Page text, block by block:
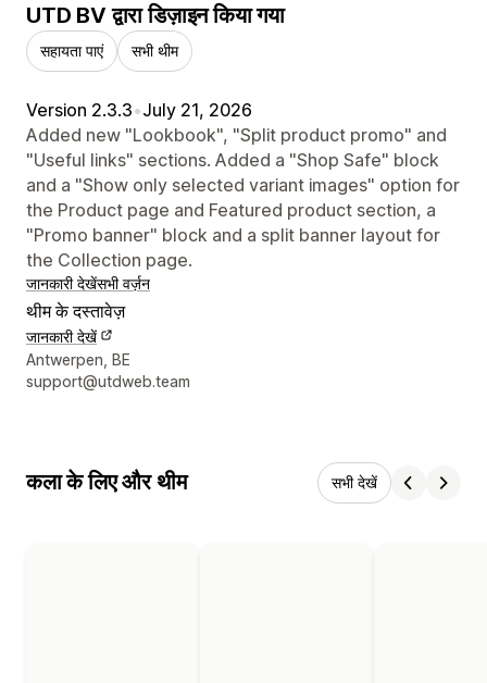
UTD BV द्वारा डिज़ाइन किया गया
सहायता पाएं सभी थीम
Version 2.3.3•July 21, 2026
Added new "Lookbook", "Split product promo" and
"Useful links" sections. Added a "Shop Safe" block
and a "Show only selected variant images" option for
the Product page and Featured product section, a
"Promo banner" block and a split banner layout for
the Collection page.
जानकारी देखेंसभी वर्ज़न
थीम के दस्तावेज़
जानकारी देखें
डिज़ाइनर के संपर्क की जानकारी
Antwerpen, BE
support@utdweb.team
कला के लिए और थीम सभी देखें